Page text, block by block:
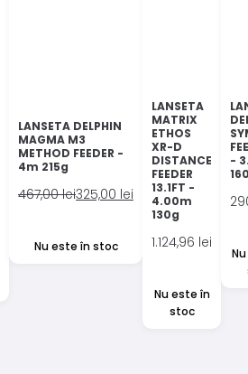
LANSETA DELPHIN
MAGMA M3
METHOD FEEDER -
4m 215g
467,00leiPrețul
fost:
325,00 lei
Prețul
325,00 lei.
Nu este în stoc
LANSETA
MATRIX
ETHOS
XR-D
DISTANCE
FEEDER
13.1FT -
4.00m
130g
1.124,96 lei
Nu este în
stoc
-